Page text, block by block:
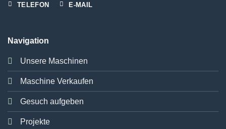
TELEFON E-MAIL
Navigation
Unsere Maschinen
Maschine Verkaufen
Gesuch aufgeben
Projekte